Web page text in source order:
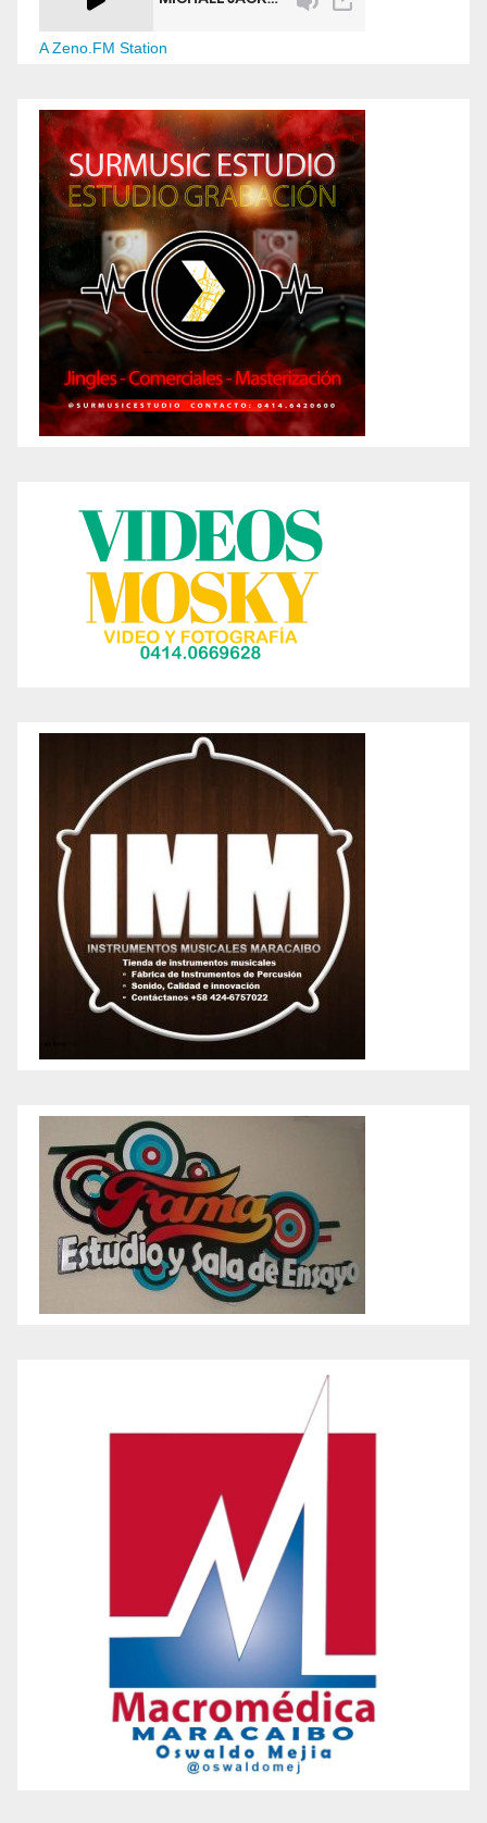
A Zeno.FM Station